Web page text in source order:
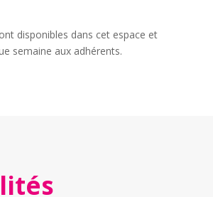
disponibles dans cet espace et
semaine aux adhérents.